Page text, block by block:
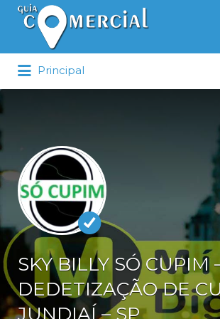
Procurar:
Principal
SKY BILLY SÓ CUPIM
DEDETIZAÇÃO DE
JUNDIAÍ – SP